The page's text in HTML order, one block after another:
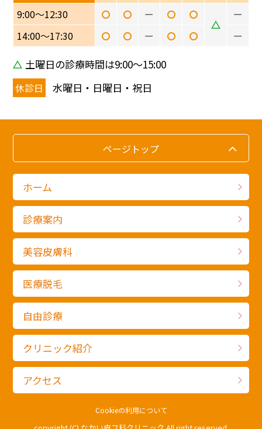
9:00〜12:30
ー
ー
14:00〜17:30
ー ー
土曜日の診療時間は9:00〜15:00
休診日 水曜日・日曜日・祝日
ページトップ
ホーム
診療案内
美容皮膚科
医療脱毛
自由診療
クリニック紹介
アクセス
Cookieの利用について